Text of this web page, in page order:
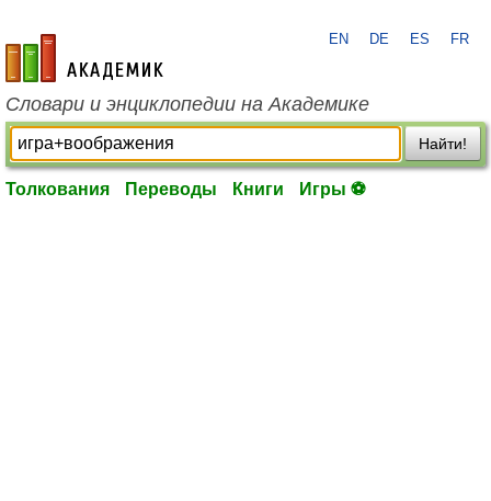
academic.ru
EN DE ES FR
Словари и энциклопедии на Академике
Найти!
Толкования Переводы Книги Игры ⚽